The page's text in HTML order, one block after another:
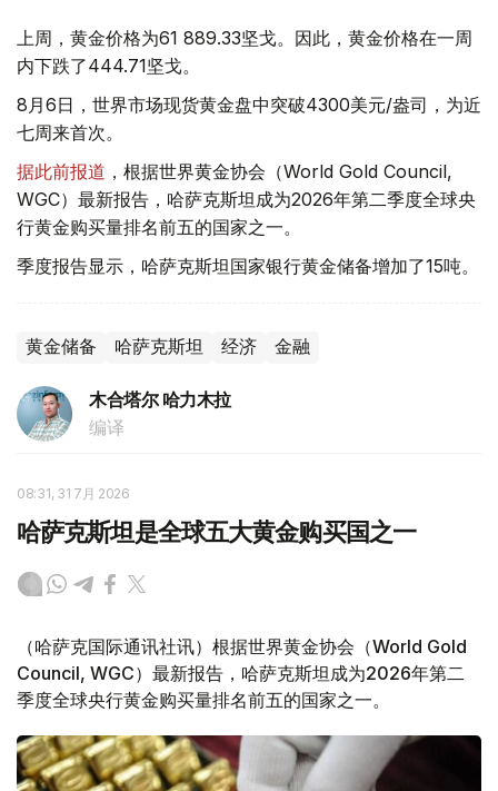
上周，黄金价格为61 889.33坚戈。因此，黄金价格在一周
内下跌了444.71坚戈。
8月6日，世界市场现货黄金盘中突破4300美元/盎司，为近
七周来首次。
据此前报道 ，根据世界黄金协会（World Gold Council,
WGC）最新报告，哈萨克斯坦成为2026年第二季度全球央
行黄金购买量排名前五的国家之一。
季度报告显示，哈萨克斯坦国家银行黄金储备增加了15吨。
黄金储备 哈萨克斯坦 经济 金融
木合塔尔 哈力木拉
编译
08:31, 31 7月 2026
哈萨克斯坦是全球五大黄金购买国之一
（哈萨克国际通讯社讯）根据世界黄金协会（World Gold
Council, WGC）最新报告，哈萨克斯坦成为2026年第二
季度全球央行黄金购买量排名前五的国家之一。